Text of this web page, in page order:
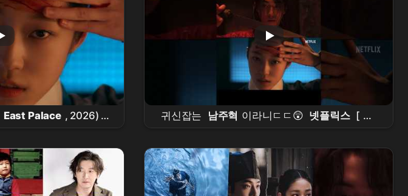
East Palace , 2026) 티
편
귀신잡는 남주혁 이라니ㄷㄷ😲 넷플릭스 [ 동
궁 ] 티저 예고편 공개 # 남주혁 # 노윤서 # 조승